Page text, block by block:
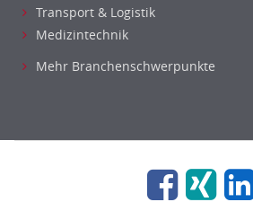
Vertriebsingenieur
Wirtschaftsingenieur
Technisches Gebäudemanagement (TGM)
Data Warehouse, Business Intelligence
Transport & Logistik
Medizintechnik
Mehr Branchenschwerpunkte